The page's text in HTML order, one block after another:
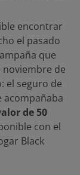
encontrar
el pasado
que
noviembre de
el seguro de
acompañaba
de 50
con el
Black